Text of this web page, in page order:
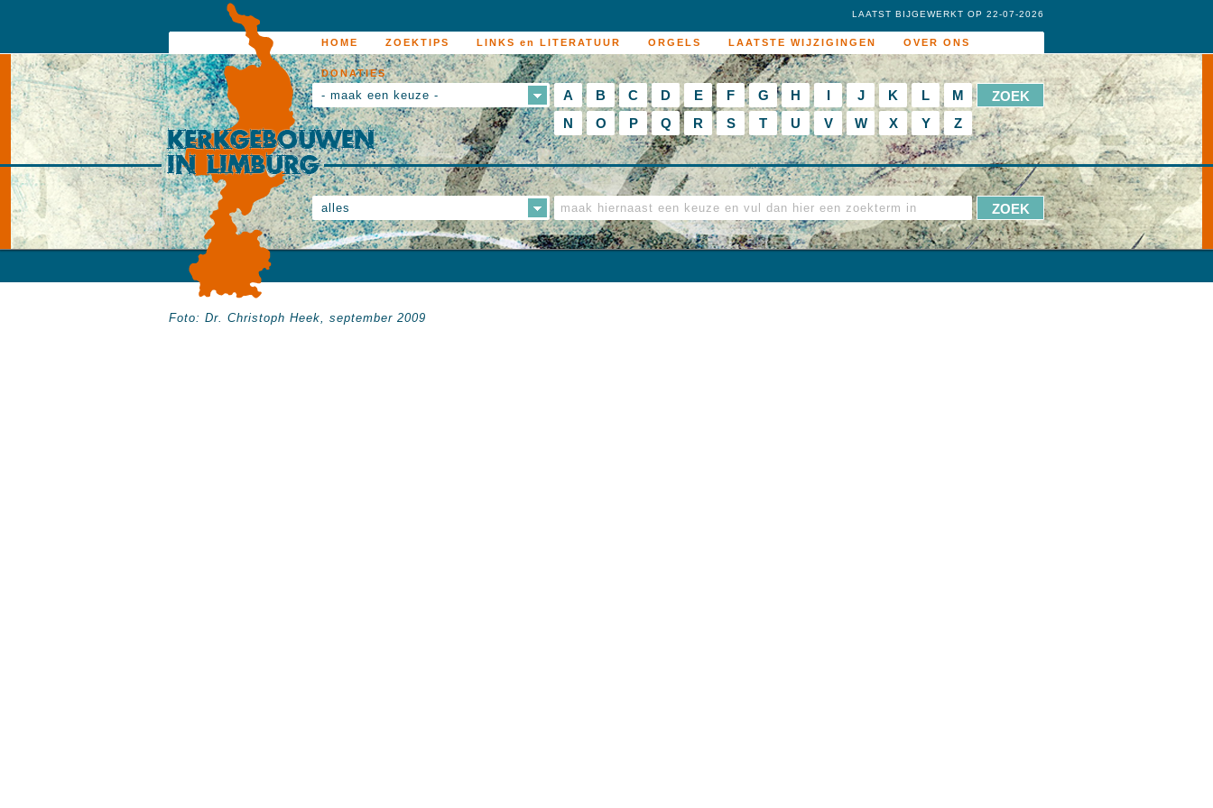
HOME ZOEKTIPS LINKS en LITERATUUR ORGELS LAATSTE WIJZIGINGEN OVER ONS
DONATIES
LAATST BIJGEWERKT OP 22-07-2026
- maak een keuze - A B C D E F G H I J K L
M
N
O P Q R S T U V W X Y Z
alles
Foto: Dr. Christoph Heek, september 2009